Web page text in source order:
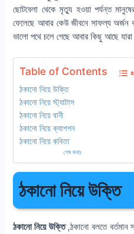
ছোটবেলা থেকে মৃত্যু হওয়া পর্যন্ত
ফেলেছে আবার কেউ জীবনে সাফল্য
ভালো পথে চলে গেছে আবার কিছু আছে
Table of Contents
ঠকানো নিয়ে উক্তি
ঠকানো নিয়ে স্ট্যাটাস
ঠকানো নিয়ে বানী
ঠকানো নিয়ে ক্যাপশন
ঠকানো নিয়ে কবিতা
শেষ কথাঃ
ঠকানো নিয়ে উক্তি
ঠকানো নিয়ে উক্তি,ঠকানো বলতে